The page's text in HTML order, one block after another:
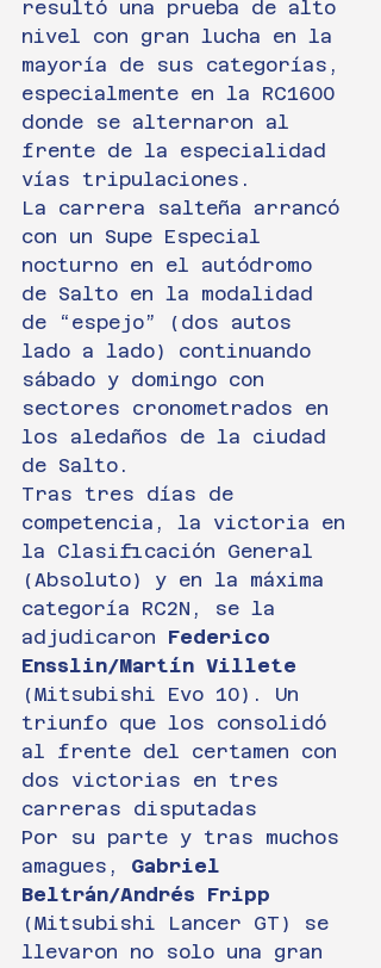
resultó una prueba de alto
nivel con gran lucha en la
mayoría de sus categorías,
especialmente en la RC1600
donde se alternaron al
frente de la especialidad
vías tripulaciones.
La carrera salteña arrancó
con un Supe Especial
nocturno en el autódromo
de Salto en la modalidad
de “espejo” (dos autos
lado a lado) continuando
sábado y domingo con
sectores cronometrados en
los aledaños de la ciudad
de Salto.
Tras tres días de
competencia, la victoria en
la Clasificación General
(Absoluto) y en la máxima
categoría RC2N, se la
adjudicaron Federico
Ensslin/Martín Villete
(Mitsubishi Evo 10). Un
triunfo que los consolidó
al frente del certamen con
dos victorias en tres
carreras disputadas
Por su parte y tras muchos
amagues, Gabriel
Beltrán/Andrés Fripp
(Mitsubishi Lancer GT) se
llevaron no solo una gran